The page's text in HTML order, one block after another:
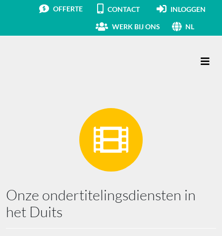
OFFERTE CONTACT INLOGGEN
WERK BIJ ONS NL
Onze ondertitelingsdiensten in
het Duits